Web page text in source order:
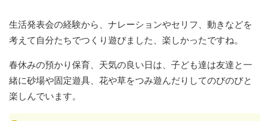
生活発表会の経験から、ナレーションやセリフ、動きなどを
考えて自分たちでつくり遊びました、楽しかったですね。
春休みの預かり保育、天気の良い日は、子ども達は友達と一
緒に砂場や固定遊具、花や草をつみ遊んだりしてのびのびと
楽しんでいます。